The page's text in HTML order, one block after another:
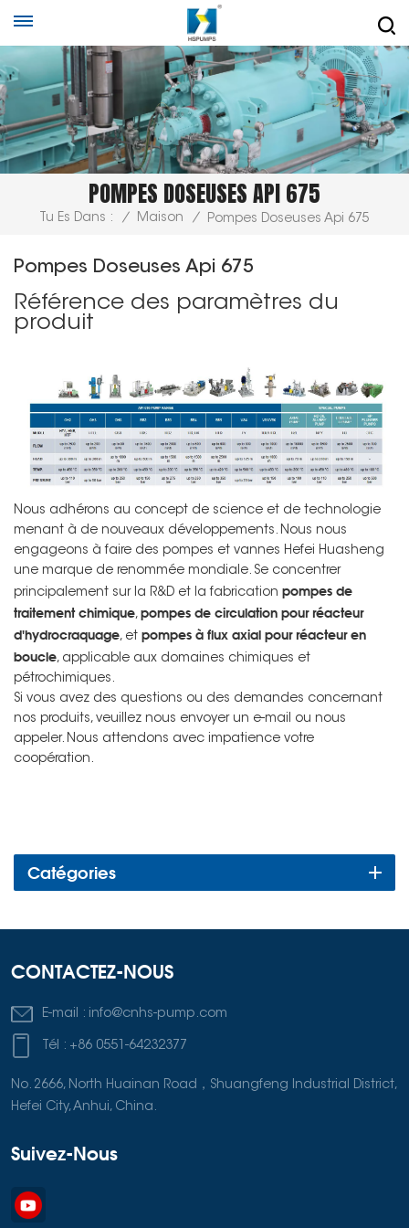
POMPES DOSEUSES API 675
Tu Es Dans : / Maison / Pompes Doseuses Api 675
Pompes Doseuses Api 675
Référence des paramètres du
produit
Nous adhérons au concept de science et de technologie
menant à de nouveaux développements. Nous nous
engageons à faire des pompes et vannes Hefei Huasheng
une marque de renommée mondiale. Se concentrer
principalement sur la R&D et la fabrication pompes de
traitement chimique, pompes de circulation pour réacteur
d'hydrocraquage, et pompes à flux axial pour réacteur en
boucle, applicable aux domaines chimiques et
pétrochimiques.
Si vous avez des questions ou des demandes concernant
nos produits, veuillez nous envoyer un e-mail ou nous
appeler. Nous attendons avec impatience votre
coopération.
Catégories
CONTACTEZ-NOUS
E-mail : info@cnhs-pump.com
Tél : +86 0551-64232377
No. 2666, North Huainan Road，Shuangfeng Industrial District,
Hefei City, Anhui, China.
Suivez-Nous